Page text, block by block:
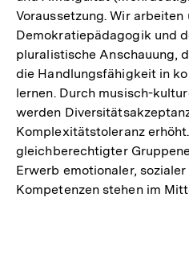
Voraussetzung. Wir arbeiten
Demokratiepädagogik und
pluralistische Anschauung,
die Handlungsfähigkeit in
lernen. Durch musisch-
werden
Komplexitätstoleranz
gleichberechtigter
Erwerb emotionaler,
Kompetenzen stehen im